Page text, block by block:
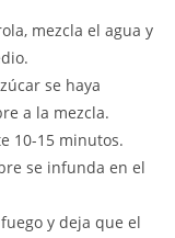
mezcla el agua y
se haya
a la mezcla.
10-15 minutos.
se infunda en el
y deja que el